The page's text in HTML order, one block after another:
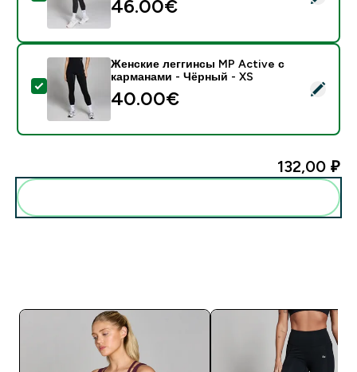
46.00€‎
- Женские леггинсы MP Active с карманами -
Женские леггинсы MP Active с
карманами - Чёрный - XS
40.00€‎
132,00 ₽‎